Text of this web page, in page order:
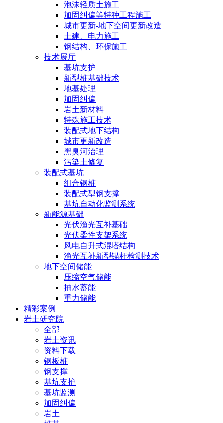
泡沫轻质土施工
加固纠偏等特种工程施工
城市更新-地下空间更新改造
土建、电力施工
钢结构、环保施工
技术展厅
基坑支护
新型桩基础技术
地基处理
加固纠偏
岩土新材料
特殊施工技术
装配式地下结构
城市更新改造
黑臭河治理
污染土修复
装配式基坑
组合钢桩
装配式型钢支撑
基坑自动化监测系统
新能源基础
光伏渔光互补基础
光伏柔性支架系统
风电自升式混塔结构
渔光互补新型锚杆检测技术
地下空间储能
压缩空气储能
抽水蓄能
重力储能
精彩案例
岩土研究院
全部
岩土资讯
资料下载
钢板桩
钢支撑
基坑支护
基坑监测
加固纠偏
岩土